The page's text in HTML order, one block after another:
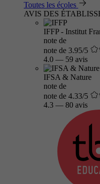
Toutes les écoles
AVIS DES
IFFP - Institut
note de
note de 3.95/5
4.0 — 59 avis
IFSA & Nature
note de
note de 4.33/5
4.3 — 80 avis